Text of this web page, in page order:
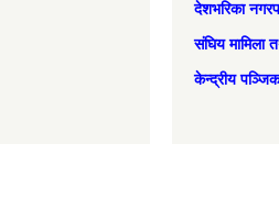
देशभरिका
संघिय मामिला
केन्द्रीय